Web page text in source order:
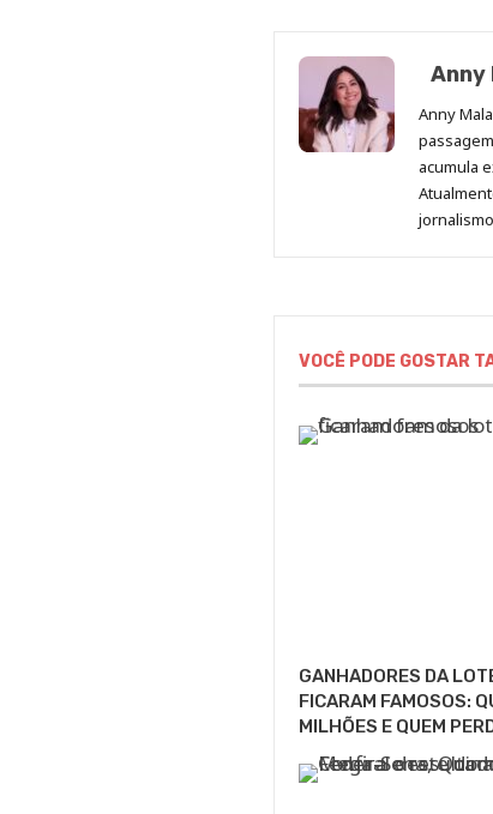
Anny
Anny
acumula
VOCÊ PODE GOSTAR
GANHADORES DA
FICARAM FAMOSOS:
MILHÕES E QUEM